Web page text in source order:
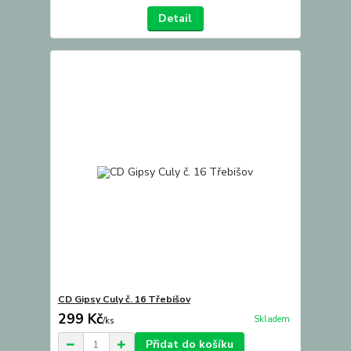
Detail
CD Gipsy Culy č. 16 Třebišov
299 Kč/ks Skladem
Přidat do košíku